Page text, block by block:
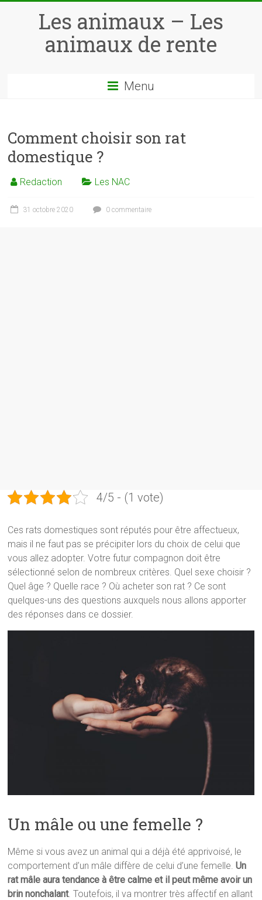
Les animaux – Les
animaux de rente
Menu
Comment choisir son rat
domestique ?
Redaction Les NAC
31 octobre 2020 0 commentaire
4/5 - (1 vote)
Ces rats domestiques sont réputés pour être affectueux,
mais il ne faut pas se précipiter lors du choix de celui que
vous allez adopter. Votre futur compagnon doit être
sélectionné selon de nombreux critères. Quel sexe choisir ?
Quel âge ? Quelle race ? Où acheter son rat ? Ce sont
quelques-uns des questions auxquels nous allons apporter
des réponses dans ce dossier.
Un mâle ou une femelle ?
Même si vous avez un animal qui a déjà été apprivoisé, le
comportement d’un mâle diffère de celui d’une femelle.Un
rat mâle aura tendance à être calme et il peut même avoir un
brin nonchalant. Toutefois, il va montrer très affectif en allant